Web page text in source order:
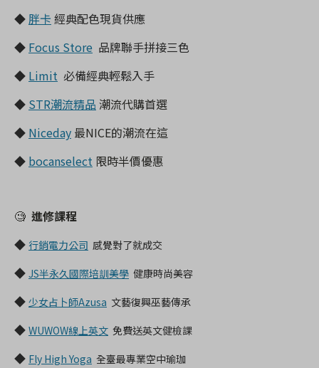
◆胖卡 經典配色現貨供應
◆ Focus Store 品牌聯手拼接三色
◆ Limit 必備經典輕鬆入手
◆ STR潮流精品 潮流代購首選
◆ Niceday 最NICE的潮流在這
◆ bocanselect 限時半價優惠
🧐 進修課程
◆ 行銷電力公司 感覺對了就成交
◆ JS半永久國際培訓美學 健康時尚美容
◆ 少女占卜師Azusa 文藝復興巫藝傳承
◆ WUWOW線上英文 免費送英文健檢課
◆ Fly High Yoga 全臺最專業空中瑜珈